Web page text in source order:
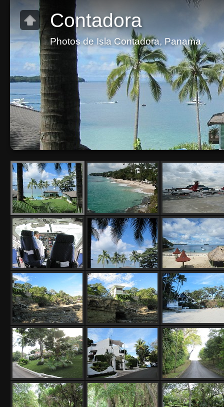
Contadora
Photos de Isla Contadora, Panama